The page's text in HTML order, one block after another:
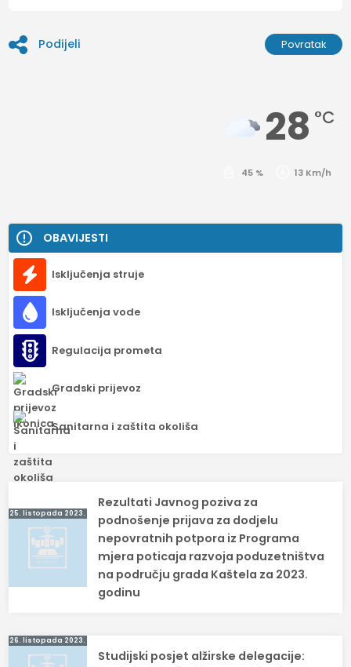
Podijeli Povratak
28 °C
45 % 13 Km/h
OBAVIJESTI
Isključenja struje
Isključenja vode
Regulacija prometa
Gradski prijevoz
Sanitarna i zaštita okoliša
Navigacija
objava
25. listopada 2023.
Rezultati Javnog poziva za
podnošenje prijava za dodjelu
nepovratnih potpora iz Programa
mjera poticaja razvoja poduzetništva
na području grada Kaštela za 2023.
godinu
26. listopada 2023.
Studijski posjet alžirske delegacije: